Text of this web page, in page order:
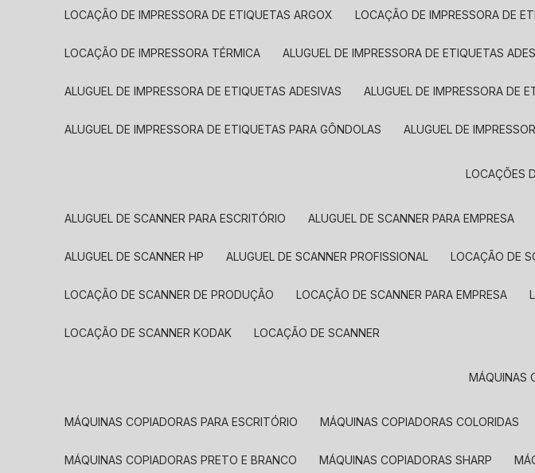
LOCAÇÃO DE IMPRESSORA DE ETIQUETAS ARGOX LOCAÇÃO DE IMPRESSORA DE
LOCAÇÃO DE IMPRESSORA TÉRMICA ALUGUEL DE IMPRESSORA DE ETIQUETAS
ALUGUEL DE IMPRESSORA DE ETIQUETAS ADESIVAS ALUGUEL DE IMPRESSORA DE
ALUGUEL DE IMPRESSORA DE ETIQUETAS PARA GÔNDOLAS ALUGUEL DE
LOCAÇÕES
ALUGUEL DE SCANNER PARA ESCRITÓRIO ALUGUEL DE SCANNER PARA EMPRESA
ALUGUEL DE SCANNER HP ALUGUEL DE SCANNER PROFISSIONAL LOCAÇÃO DE
LOCAÇÃO DE SCANNER DE PRODUÇÃO LOCAÇÃO DE SCANNER PARA EMPRESA
LOCAÇÃO DE SCANNER KODAK LOCAÇÃO DE SCANNER
MÁQUINAS
MÁQUINAS COPIADORAS PARA ESCRITÓRIO MÁQUINAS COPIADORAS COLORIDAS
MÁQUINAS COPIADORAS PRETO E BRANCO MÁQUINAS COPIADORAS SHARP